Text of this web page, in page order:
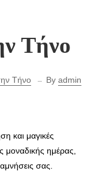
Τήνο
Τήνο By admin
και μαγικές
ημέρας,
σας.